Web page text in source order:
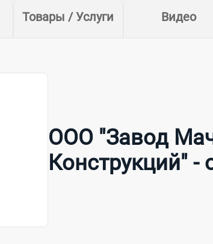
Товары / Услуги Видео
ООО "Завод
Конструкций" -